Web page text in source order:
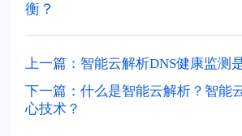
衡？
上一篇：智能云解析DNS健康监测
下一篇：什么是智能云解析？智能
心技术？